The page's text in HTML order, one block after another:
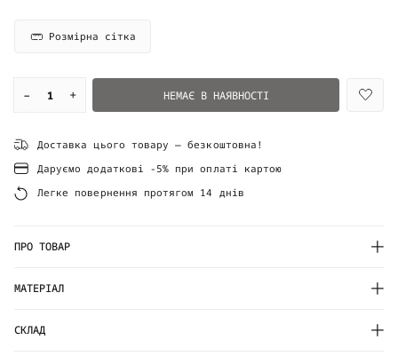
Розмірна сітка
– + НЕМАЄ В НАЯВНОСТІ
Доставка цього товару — безкоштовна!
Даруємо додаткові -5% при оплаті картою
Легке повернення протягом 14 днів
ПРО ТОВАР
МАТЕРІАЛ
СКЛАД